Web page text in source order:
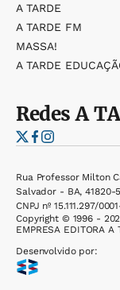
A TARDE
A TARDE FM
MASSA!
A TARDE
RedesA
Rua Professor Milton
Salvador - BA, 41820-
CNPJ nº 15.111.297/
Copyright © 1996 -
EMPRESA EDITORA A
Desenvolvido por: